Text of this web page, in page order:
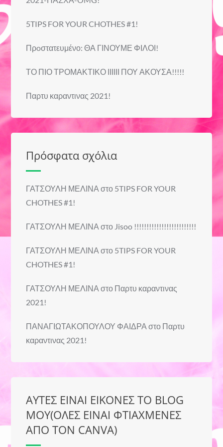
5TIPS FOR YOUR CHOTHES #1!
Πρoστατευμένο: ΘΑ ΓΙΝΟΥΜΕ ΦΙΛΟΙ!
ΤΟ ΠΙΟ ΤΡΟΜΑΚΤΙΚΟ ΙΙΙΙΙΙ ΠΟΥ ΑΚΟΥΣΑ!!!!!
Παρτυ καραντινας 2021!
Πρόσφατα σχόλια
ΓΑΤΣΟΥΛΗ ΜΕΛΙΝΑ στο 5TIPS FOR YOUR
CHOTHES #1!
ΓΑΤΣΟΥΛΗ ΜΕΛΙΝΑ στο Jisoo !!!!!!!!!!!!!!!!!!!!!!!!!
ΓΑΤΣΟΥΛΗ ΜΕΛΙΝΑ στο 5TIPS FOR YOUR
CHOTHES #1!
ΓΑΤΣΟΥΛΗ ΜΕΛΙΝΑ στο Παρτυ καραντινας
2021!
ΠΑΝΑΓΙΩΤΑΚΟΠΟΥΛΟΥ ΦΑΙΔΡΑ στο Παρτυ
καραντινας 2021!
ΑΥΤΕΣ ΕΙΝΑΙ ΕΙΚΟΝΕΣ ΤΟ BLOG
ΜΟΥ(ΟΛΕΣ ΕΙΝΑΙ ΦΤΙΑΧΜΕΝΕΣ
ΑΠΟ ΤΟΝ CANVA)